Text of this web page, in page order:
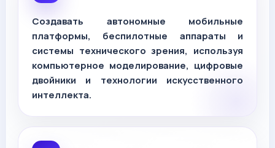
Создавать автономные мобильные
платформы, беспилотные аппараты и
системы технического зрения, используя
компьютерное моделирование, цифровые
двойники и технологии искусственного
интеллекта.